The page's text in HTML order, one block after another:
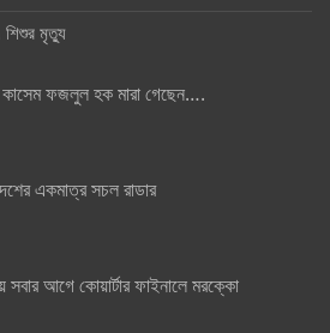
শিশুর মৃত্যু
ফজলুল হক মারা গেছেন….
একমাত্র সচল রাডার
সবার আগে কোয়ার্টার ফাইনালে মরক্কো